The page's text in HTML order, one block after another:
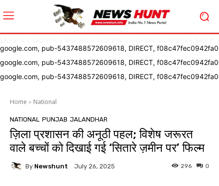
google.com, pub-5437488572609618, DIRECT, f08c47fec0942fa0
google.com, pub-5437488572609618, DIRECT, f08c47fec0942fa0
google.com, pub-5437488572609618, DIRECT, f08c47fec0942fa0
Home National
NATIONAL PUNJAB JALANDHAR
ज़िला प्रशासन की अनूठी पहल; विशेष जरूरत
वाले बच्चों को दिखाई गई ‘सितारे ज़मीन पर’ फिल्म
By Newshunt July 26, 2025 0
296